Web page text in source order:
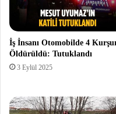
İş İnsanı Otomobilde 4
Öldürüldü: Tutuklandı
3 Eylül 2025